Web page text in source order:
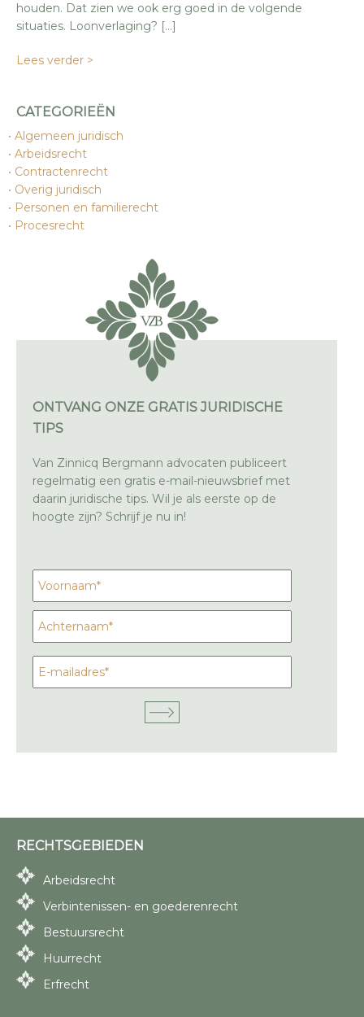
houden. Dat zien we ook erg goed in de volgende
situaties. Loonverlaging? […]
Lees verder >
CATEGORIEËN
Algemeen juridisch
Arbeidsrecht
Contractenrecht
Overig juridisch
Personen en familierecht
Procesrecht
ONTVANG ONZE GRATIS JURIDISCHE
TIPS
Van Zinnicq Bergmann advocaten publiceert
regelmatig een gratis e-mail-nieuwsbrief met
daarin juridische tips. Wil je als eerste op de
hoogte zijn? Schrijf je nu in!
RECHTSGEBIEDEN
Arbeidsrecht
Verbintenissen- en goederenrecht
Bestuursrecht
Huurrecht
Erfrecht